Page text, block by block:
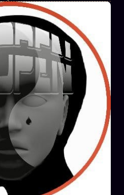
doctrine occulte étant de ne
l’afficher : « N’en parlez
Le Livre : http://mk-polis2.